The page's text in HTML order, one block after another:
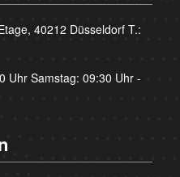
40212 Düsseldorf T.:
Uhr Samstag: 09:30 Uhr -